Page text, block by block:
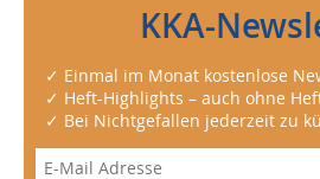
KKA-
✓ Einmal im Monat kostenlose
✓ Heft-Highlights – auch ohne
✓ Bei Nichtgefallen jederzeit zu